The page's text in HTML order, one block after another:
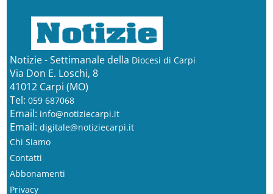
Notizie - Settimanale della Diocesi di Carpi
Via Don E. Loschi, 8
41012 Carpi (MO)
Tel: 059 687068
Email: info@notiziecarpi.it
Email: digitale@notiziecarpi.it
Chi Siamo
Contatti
Abbonamenti
Privacy